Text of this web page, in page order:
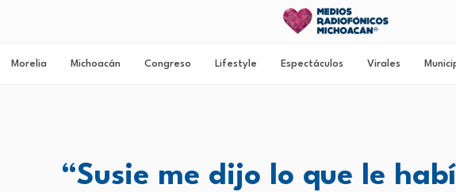
Morelia Michoacán Congreso Lifestyle Espectáculos Virales
“Susie me dijo lo que le